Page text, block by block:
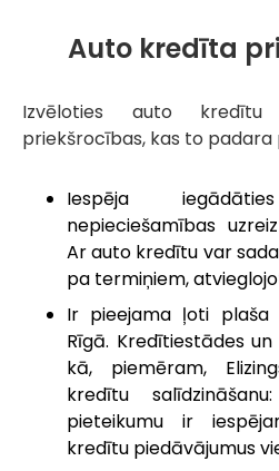
Auto kredīta
Izvēloties auto
priekšrocības, kas to padara
Iespēja
nepieciešamības
Ar auto kredītu var
pa termiņiem,
Ir pieejama ļoti plaša
Rīgā. Kredītiestādes
kā, piemēram,
kredītu
pieteikumu ir
kredītu piedāvājumus